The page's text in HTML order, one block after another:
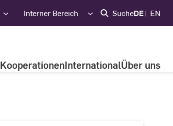
Interner Bereich SucheDE EN
KooperationenInternationalÜber uns